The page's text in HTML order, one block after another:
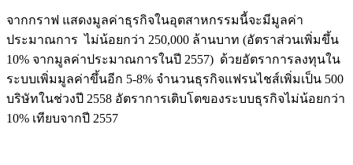
จากกราฟ แสดงมูลค่าธุรกิจในอุตสาหกรรมนี้จะมีมูลค่า
ประมาณการ ไม่น้อยกว่า 250,000 ล้านบาท (อัตราส่วนเพิ่มขึ้น
10% จากมูลค่าประมาณการในปี 2557) ด้วยอัตราการลงทุนใน
ระบบเพิ่มมูลค่าขึ้นอีก 5-8% จำนวนธุรกิจแฟรนไชส์เพิ่มเป็น 500
บริษัทในช่วงปี 2558 อัตราการเติบโตของระบบธุรกิจไม่น้อยกว่า
10% เทียบจากปี 2557